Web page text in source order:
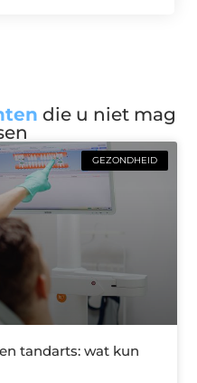
die u niet mag
GEZONDHEID
tandarts: wat kun